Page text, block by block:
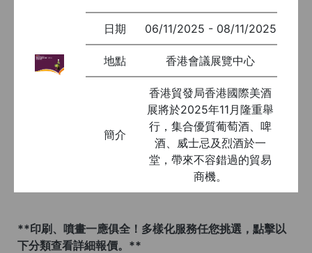
日期 06/11/2025 - 08/11/2025
地點 香港會議展覽中心
簡介
香港貿發局香港國際美酒
展將於2025年11月隆重舉
行，集合優質葡萄酒、啤
酒、威士忌及烈酒於一
堂，帶來不容錯過的貿易
商機。
**印刷、噴畫一應俱全！多樣化服務任您挑選，點擊以
下分類查看詳細報價。**